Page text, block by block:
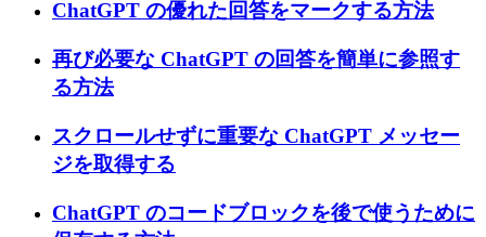
ChatGPT の優れた回答をマークする方法
再び必要な ChatGPT の回答を簡単に参照す
る方法
スクロールせずに重要な ChatGPT メッセー
ジを取得する
ChatGPT のコードブロックを後で使うために